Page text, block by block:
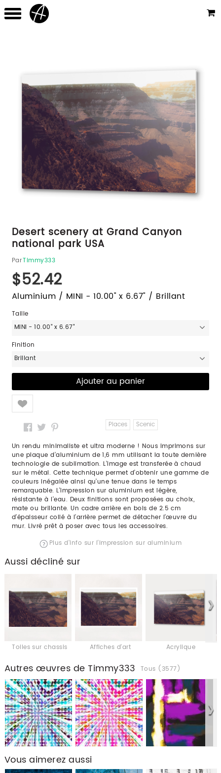
Desert scenery at Grand Canyon
national park USA
ParTimmy333
$52.42
Aluminium / MINI - 10.00" x 6.67" / Brillant
Taille
MINI - 10.00" x 6.67"
Finition
Brillant
Like
Places Scenic
Un rendu minimaliste et ultra moderne ! Nous imprimons sur
une plaque d’aluminium de 1,6 mm utilisant la toute dernière
technologie de sublimation. L’image est transferée à chaud
sur le métal. Cette technique permet d’obtenir une gamme de
couleurs inégalée ainsi qu’une tenue dans le temps
remarquable. L’impression sur aluminium est légère,
résistante à l’eau. Deux finitions sont proposées au choix,
mate ou brillante. Un cadre arrière en bois de 2.5 cm
d’épaisseur collé à l’arrière permet de détacher l’œuvre du
mur. Livré prêt à poser avec tous les accessoires.
Plus d'info sur l'impression sur aluminium
Aussi décliné sur
Toiles sur chassis Affiches d'art Acrylique
Autres œuvres de Timmy333 Tous (3577)
Vous aimerez aussi